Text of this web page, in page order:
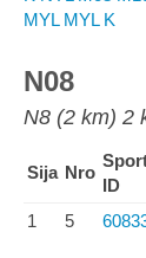
MYL MYL K
N08
N8 (2 km) 2
Sija Nro
ID
1 5